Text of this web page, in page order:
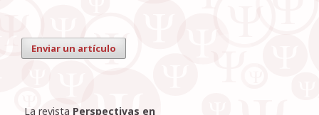
Enviar un artículo
La revista Perspectivas en